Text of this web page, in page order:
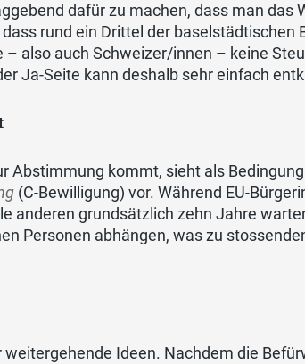
dafür zu machen, dass man das
rund ein Drittel der baselstädtischen
also auch Schweizer/innen – keine
Ja-Seite kann deshalb sehr einfach
Abstimmung kommt, sieht als
(C-Bewilligung) vor. Während EU-
anderen grundsätzlich zehn Jahre
Personen abhängen, was zu
Ideen. Nachdem die